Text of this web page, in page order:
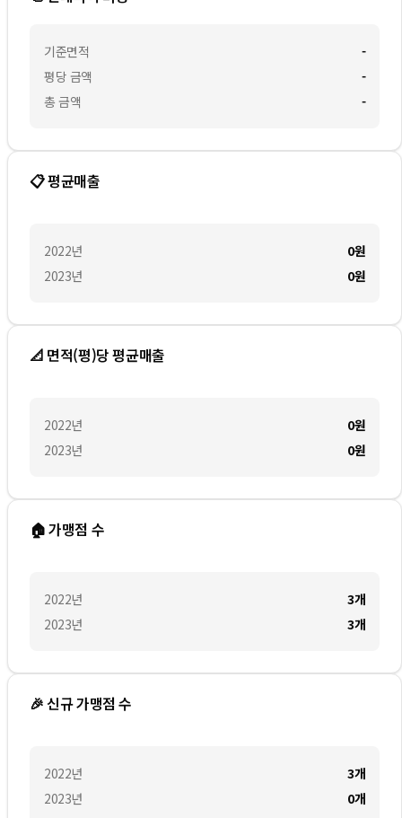
기준면적
평당 금액
총 금액
-
-
-
📋 평균매출
2022년
2023년
0원
0원
📐 면적(평)당 평균매출
2022년
2023년
0원
0원
🏠 가맹점 수
2022년
2023년
3개
3개
🎉 신규 가맹점 수
2022년
2023년
3개
0개